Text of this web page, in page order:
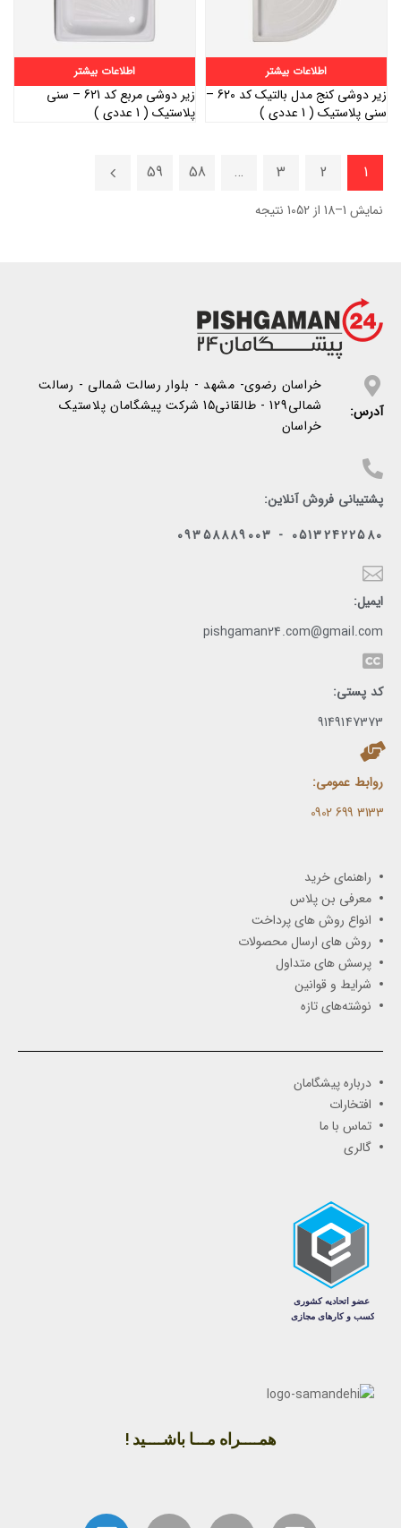
اطلاعات بیشتر
زیر دوشی کنج مدل بالتیک کد 620 –
سنی پلاستیک ( 1 عددی )
اطلاعات بیشتر
زیر دوشی مربع کد 621 – سنی
پلاستیک ( 1 عددی )
1
2
3
…
58
59
نمایش 1–18 از 1052 نتیجه
آدرس:
خراسان رضوی- مشهد - بلوار رسالت شمالی - رسالت
شمالی129 - طالقانی15 شرکت پیشگامان پلاستیک
خراسان
پشتیبانی فروش آنلاین:
05132422580 - 09358889003
ایمیل:
pishgaman24.com@gmail.com
کد پستی:
9149147373
روابط عمومی:
3133 699 0902​
راهنمای خرید
معرفی بن پلاس
انواع روش های پرداخت
روش های ارسال محصولات
پرسش های متداول
شرایط و قوانین
نوشته‌های تازه
درباره پیشگامان
افتخارات
تماس با ما
گالری
همــــراه مـــا باشــــید !